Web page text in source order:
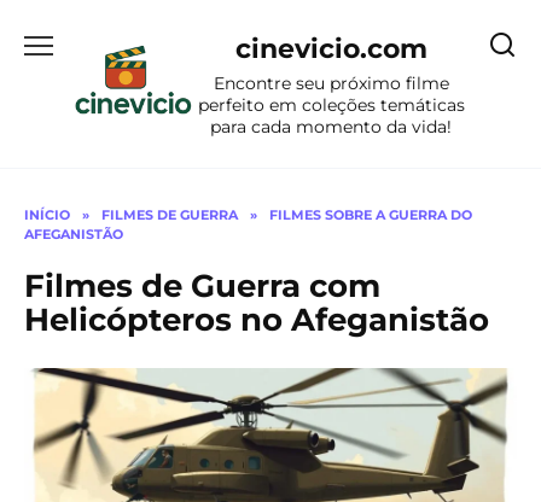
para
conteúdo
cinevicio.com
Encontre seu próximo filme
perfeito em coleções temáticas
para cada momento da vida!
INÍCIO » FILMES DE GUERRA »
FILMES SOBRE A GUERRA DO
AFEGANISTÃO
Filmes de Guerra com
Helicópteros no Afeganistão